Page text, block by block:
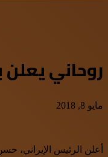
روحاني يعلن
مايو 8, 2018
أعلن الرئيس الإيراني،